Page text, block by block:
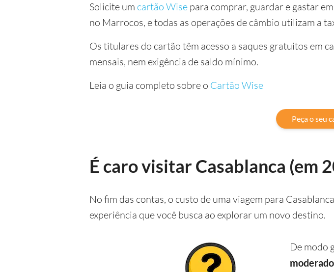
Solicite um cartão Wise para comprar, guardar e gastar
no Marrocos, e todas as operações de câmbio utilizam a
Os titulares do cartão têm acesso a saques gratuitos em
mensais, nem exigência de saldo mínimo.
Leia o guia completo sobre o Cartão Wise
Peça o seu
É caro visitar Casablanca (em
No fim das contas, o custo de uma viagem para
experiência que você busca ao explorar um novo destino.
De modo
moderado